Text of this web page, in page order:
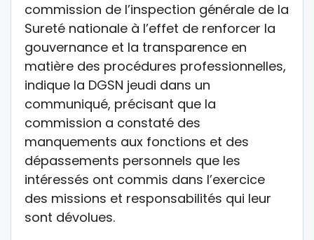
commission de l’inspection générale de la
Sureté nationale à l’effet de renforcer la
gouvernance et la transparence en
matière des procédures professionnelles,
indique la DGSN jeudi dans un
communiqué, précisant que la
commission a constaté des
manquements aux fonctions et des
dépassements personnels que les
intéressés ont commis dans l’exercice
des missions et responsabilités qui leur
sont dévolues.